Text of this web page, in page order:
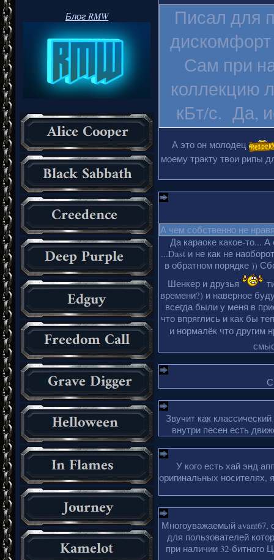
Блог RMW
Писал для
Сам при
коллекцию
кБт/с. Да,
А это он молодец
моему тракту твои рипы
А чем собственно не
Да караоке какое-то...
...Dast и не как не
в обратном порядке ))
Шенкер и друзья
времени?) и наверное
всегда были у меня в
что впряглись и как бы
и нормалёк что другим
Звучит как
внутри песен есть
У кого есть хай энд
оригинальных
Многоуважаемый
для пользователей
при наличии 32-битного